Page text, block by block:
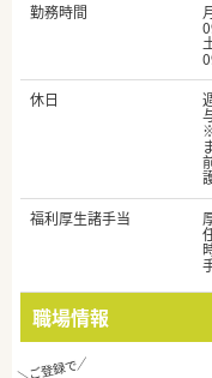
勤務時間
休日
福利厚生諸手当
職場情報